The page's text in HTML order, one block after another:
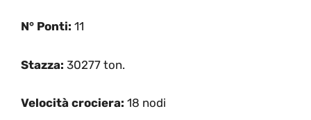
N° Ponti: 11
Stazza: 30277 ton.
Velocità crociera: 18 nodi